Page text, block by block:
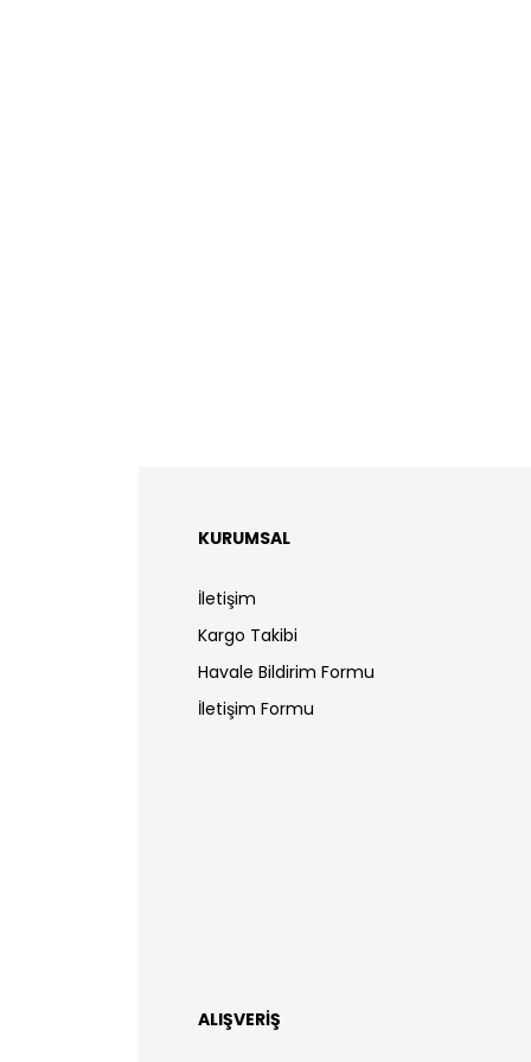
KURUMSAL
İletişim
Kargo Takibi
Havale Bildirim Formu
İletişim Formu
ALIŞVERİŞ